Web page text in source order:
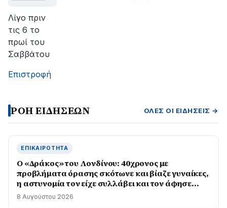
Λίγο πριν
τις 6 το
πρωί του
Σαββάτου
Επιστροφή
ΡΟΗ ΕΙΔΗΣΕΩΝ ΌΛΕΣ ΟΙ ΕΙΔΉΣΕΙΣ →
ΕΠΙΚΑΙΡΌΤΗΤΑ
Ο «Δράκος» του Λονδίνου: 40χρονος με
προβλήματα όρασης σκότωνε και βίαζε γυναίκες,
η αστυνομία τον είχε συλλάβει και τον άφησε
ελεύθερο
8 Αυγούστου 2026